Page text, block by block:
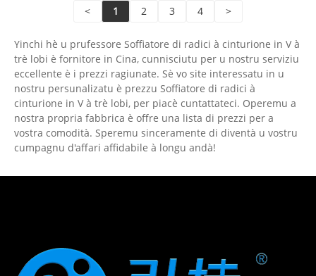
< 1 2 3 4 >
Yinchi hè u prufessore Soffiatore di radici à cinturione in V à
trè lobi è fornitore in Cina, cunnisciutu per u nostru serviziu
eccellente è i prezzi ragiunate. Sè vo site interessatu in u
nostru persunalizatu è prezzu Soffiatore di radici à
cinturione in V à trè lobi, per piacè cuntattateci. Operemu a
nostra propria fabbrica è offre una lista di prezzi per a
vostra comodità. Speremu sinceramente di diventà u vostru
cumpagnu d'affari affidabile à longu andà!